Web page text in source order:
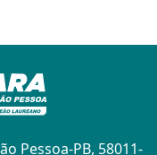
Pessoa-PB, 58011-